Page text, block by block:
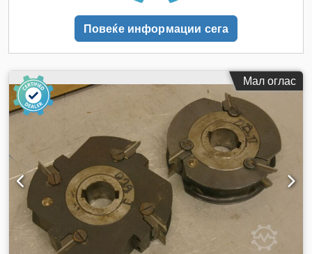
Повеќе информации сега
Мал оглас